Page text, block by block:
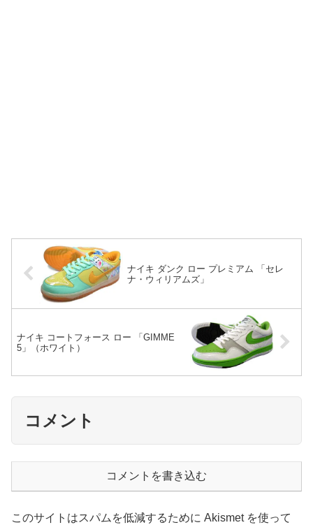
ナイキ ダンク ロー プレミアム 「セレ
ナ・ウィリアムズ」
ナイキ コートフォース ロー 「GIMME
5」（ホワイト）
コメント
コメントを書き込む
このサイトはスパムを低減するために Akismet を使って